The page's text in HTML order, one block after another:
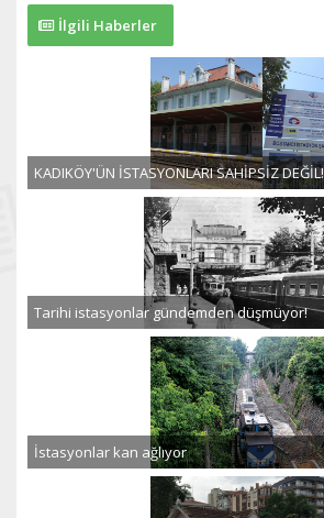
İlgili Haberler
KADIKÖY'ÜN İSTASYONLARI SAHİPSİZ DEĞİL!
Tarihi istasyonlar gündemden düşmüyor!
İstasyonlar kan ağlıyor